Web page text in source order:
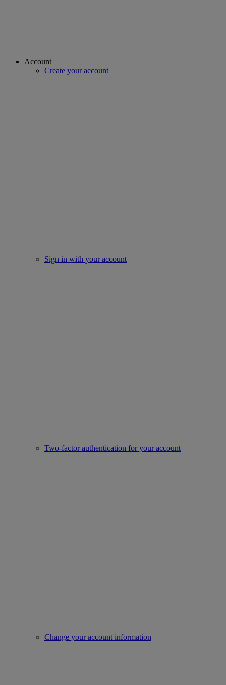
Account
Create your account
Sign in with your account
Two-factor authentication for your account
Change your account information